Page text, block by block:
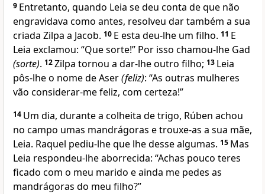
9 Entretanto, quando Leia se deu conta de que não
engravidava como antes, resolveu dar também a sua
criada Zilpa a Jacob. 10 E esta deu-lhe um filho. 11 E
Leia exclamou: “Que sorte!” Por isso chamou-lhe Gad
(sorte). 12Zilpa tornou a dar-lhe outro filho; 13 Leia
pôs-lhe o nome de Aser(feliz): “As outras mulheres
vão considerar-me feliz, com certeza!”
14 Um dia, durante a colheita de trigo, Rúben achou
no campo umas mandrágoras e trouxe-as a sua mãe,
Leia. Raquel pediu-lhe que lhe desse algumas. 15 Mas
Leia respondeu-lhe aborrecida: “Achas pouco teres
ficado com o meu marido e ainda me pedes as
mandrágoras do meu filho?”